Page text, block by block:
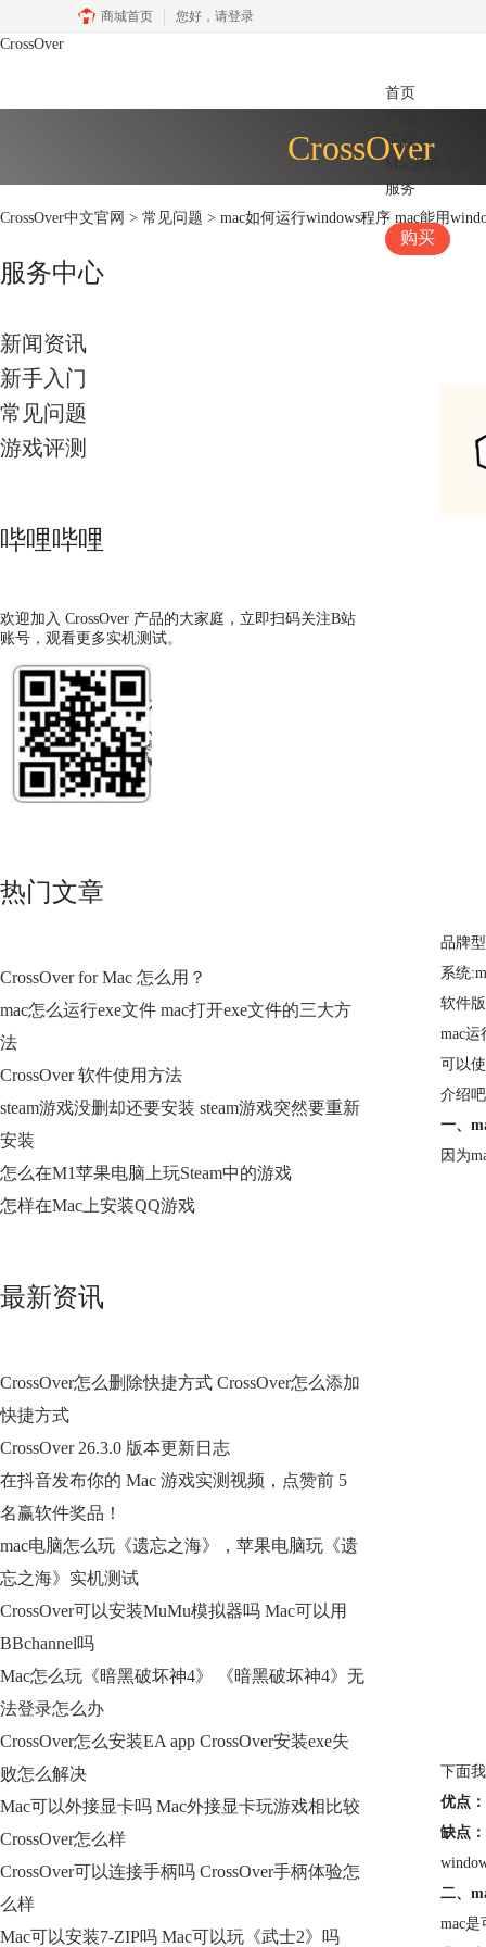
商城首页 您好， 请登录
CrossOver
首页
下载
Mac游戏大全
服务
购买
CrossOver
CrossOver中文官网 > 常见问题 > mac如何运行windows程序 mac能用
服务中心
新闻资讯
新手入门
常见问题
游戏评测
哔哩哔哩
欢迎加入 CrossOver 产品的大家庭，立即扫码关注B站
账号，观看更多实机测试。
热门文章
CrossOver for Mac 怎么用？
mac怎么运行exe文件 mac打开exe文件的三大方
法
CrossOver 软件使用方法
steam游戏没删却还要安装 steam游戏突然要重新
安装
怎么在M1苹果电脑上玩Steam中的游戏
怎样在Mac上安装QQ游戏
最新资讯
CrossOver怎么删除快捷方式 CrossOver怎么添加
快捷方式
CrossOver 26.3.0 版本更新日志
在抖音发布你的 Mac 游戏实测视频，点赞前 5
名赢软件奖品！
mac电脑怎么玩《遗忘之海》，苹果电脑玩《遗
忘之海》实机测试
CrossOver可以安装MuMu模拟器吗 Mac可以用
BBchannel吗
Mac怎么玩《暗黑破坏神4》 《暗黑破坏神4》无
法登录怎么办
CrossOver怎么安装EA app CrossOver安装exe失
败怎么解决
Mac可以外接显卡吗 Mac外接显卡玩游戏相比较
CrossOver怎么样
CrossOver可以连接手柄吗 CrossOver手柄体验怎
么样
Mac可以安装7-ZIP吗 Mac可以玩《武士2》吗
品牌
系统
软件
mac
可以
介绍吧
一、
因为
下面
优点：
缺点：
二、
mac